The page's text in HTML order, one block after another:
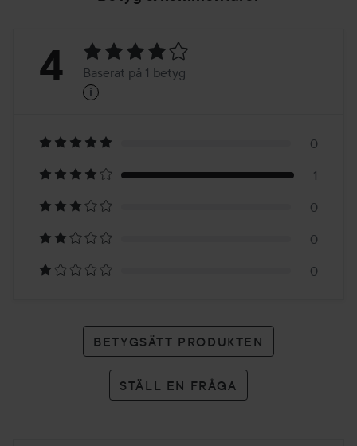
Betyg:
Baserat
på
1
betyg
4 Baserat på 1 betyg
i
0
1
0
0
0
BETYGSÄTT PRODUKTEN
STÄLL EN FRÅGA